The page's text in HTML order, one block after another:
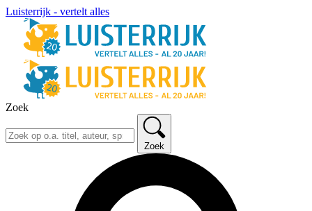
Luisterrijk - vertelt alles
Zoek
Zoek